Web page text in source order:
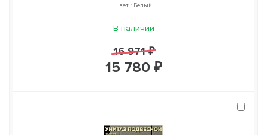
Цвет : Белый
В наличии
16 971 ₽
15 780 ₽